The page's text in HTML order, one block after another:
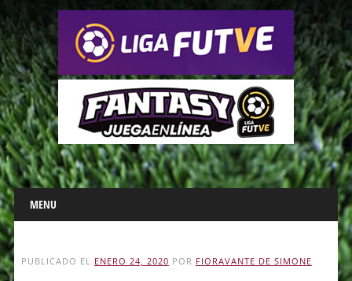
Main menu
Skip
to
content
MENU
PUBLICADO EL ENERO 24, 2020 POR FIORAVANTE DE SIMONE